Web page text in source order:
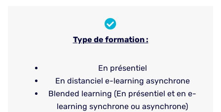
Type de formation :
En présentiel
En distanciel e-learning asynchrone
Blended learning (En présentiel et en e-
learning synchrone ou asynchrone)